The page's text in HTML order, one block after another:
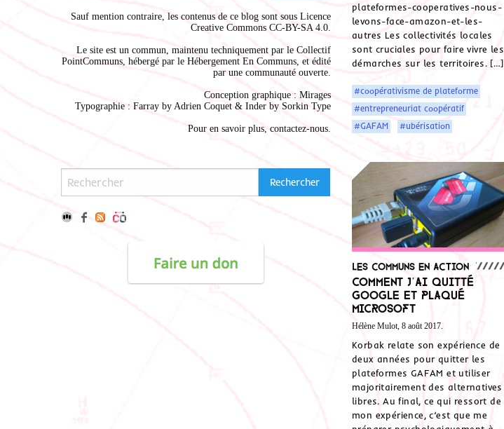
Sauf mention contraire, les contenus de ce blog sont sous Licence
Creative Commons CC-BY-SA 4.0.
Le site est un commun, maintenu techniquement par le Collectif
PointCommuns, hébergé par le Hébergement En Communs, et édité
par une communauté ouverte.
Conception graphique : Mirages
Typographie : Farray by Adrien Coquet & Inder by Sorkin Type
Pour en savoir plus, contactez-nous.
plateformes-cooperatives-nous-
levons-face-amazon-et-les-
autres Les collectivités locales
sont cruciales pour faire vivre les
démarches sur les territoires. […]
#coopérativisme de plateforme
#entrepreneuriat coopératif
#GAFAM
#ubérisation
Les communs en action
Comment j’ai quitté
Google et plaqué
Microsoft
Hélène Mulot, 8 août 2017.
Korbak relate son expérience de
deux années pour quitter les
plateformes GAFAM et utiliser
majoritairement des alternatives
libres. Au final, ce qui ressort de
mon expérience, c’est que me